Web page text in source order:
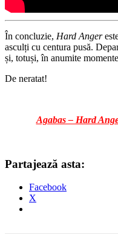
În concluzie, Hard Anger
asculți cu centura pusă.
și, totuși, în anumite
De neratat!
Agabas – Hard
Partajează asta:
Facebook
X